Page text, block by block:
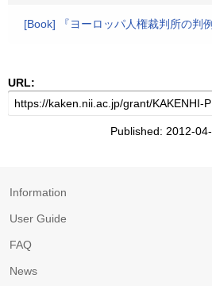
[Book] 『ヨーロッパ人権裁判所の判
URL:
Published: 2012-
Information
User Guide
FAQ
News